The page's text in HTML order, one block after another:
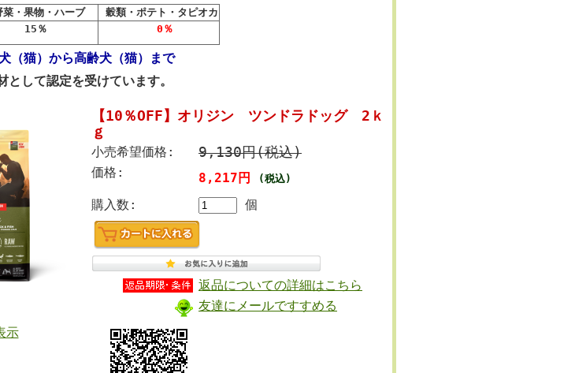
菜・果物・ハーブ
穀類・ポテト・タピオカ
15％ 0％
（猫）から高齢犬（猫）まで
として認定を受けています。
示
【10％OFF】オリジン ツンドラドッグ 2ｋ
ｇ
小売希望価格: 9,130円(税込)
価格: 8,217円 (税込)
購入数: 個
返品についての詳細はこちら
友達にメールですすめる